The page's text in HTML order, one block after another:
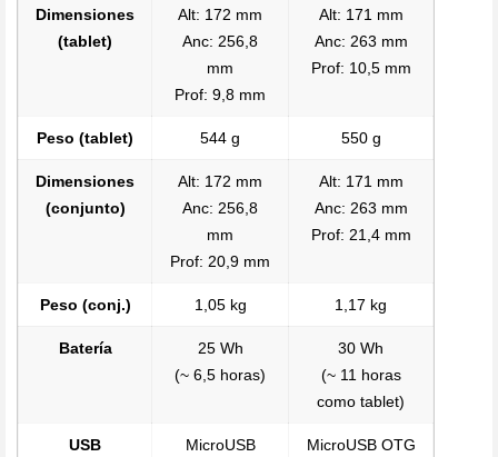
Dimensiones
(tablet)
Alt: 172 mm
Anc: 256,8
mm
Prof: 9,8 mm
Alt: 171 mm
Anc: 263 mm
Prof: 10,5 mm
Peso (tablet) 544 g 550 g
Dimensiones
(conjunto)
Alt: 172 mm
Anc: 256,8
mm
Prof: 20,9 mm
Alt: 171 mm
Anc: 263 mm
Prof: 21,4 mm
Peso (conj.) 1,05 kg 1,17 kg
Batería
25 Wh
(~ 6,5 horas)
30 Wh
(~ 11 horas
como tablet)
USB
MicroUSB
MicroUSB OTG